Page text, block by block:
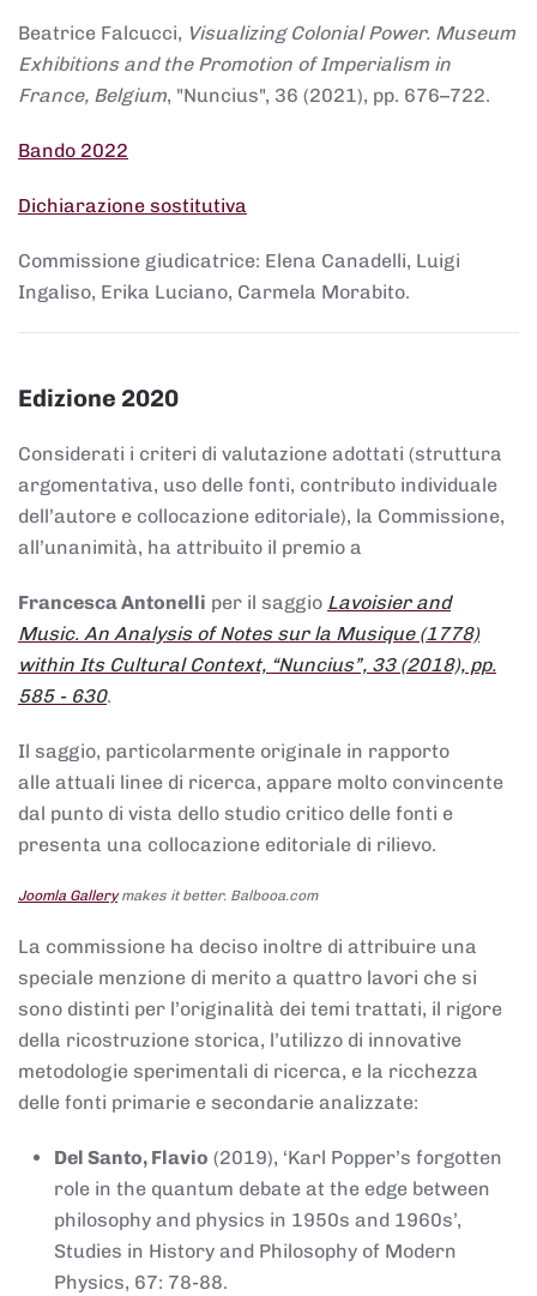
Beatrice Falcucci, Visualizing Colonial Power. Museum
Exhibitions and the Promotion of Imperialism in
France, Belgium, "Nuncius", 36 (2021), pp. 676–722.
Bando 2022
Dichiarazione sostitutiva
Commissione giudicatrice: Elena Canadelli, Luigi
Ingaliso, Erika Luciano, Carmela Morabito.
Edizione 2020
Considerati i criteri di valutazione adottati (struttura
argomentativa, uso delle fonti, contributo individuale
dell’autore e collocazione editoriale), la Commissione,
all’unanimità, ha attribuito il premio a
Francesca Antonelli per il saggio Lavoisier and
Music. An Analysis of Notes sur la Musique (1778)
within Its Cultural Context, “Nuncius”, 33 (2018), pp.
585 - 630.
Il saggio, particolarmente originale in rapporto
alle attuali linee di ricerca, appare molto convincente
dal punto di vista dello studio critico delle fonti e
presenta una collocazione editoriale di rilievo.
Joomla Gallerymakes it better. Balbooa.com
La commissione ha deciso inoltre di attribuire una
speciale menzione di merito a quattro lavori che si
sono distinti per l’originalità dei temi trattati, il rigore
della ricostruzione storica, l’utilizzo di innovative
metodologie sperimentali di ricerca, e la ricchezza
delle fonti primarie e secondarie analizzate:
Del Santo, Flavio (2019), ‘Karl Popper’s forgotten
role in the quantum debate at the edge between
philosophy and physics in 1950s and 1960s’,
Studies in History and Philosophy of Modern
Physics, 67: 78-88.